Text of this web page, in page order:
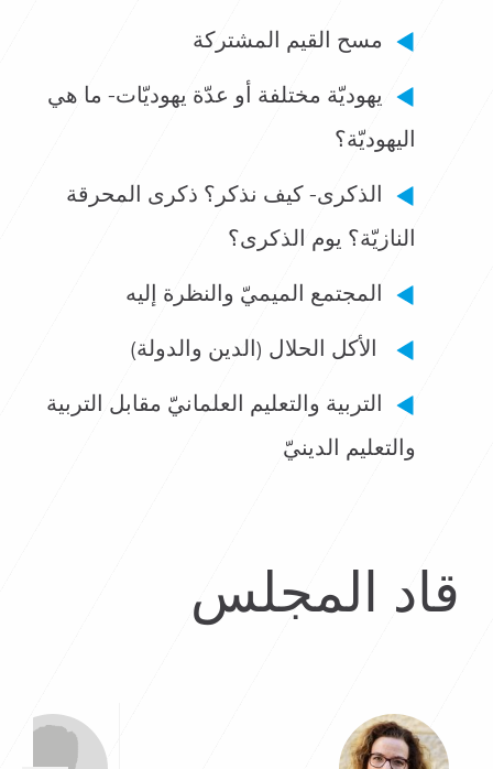
مسح القيم المشتركة
يهوديّة مختلفة أو عدّة يهوديّات- ما هي
اليهوديّة؟
الذكرى- كيف نذكر؟ ذكرى المحرقة
النازيّة؟ يوم الذكرى؟
المجتمع الميميّ والنظرة إليه
الأكل الحلال (الدين والدولة)
التربية والتعليم العلمانيّ مقابل التربية
والتعليم الدينيّ
قاد المجلس